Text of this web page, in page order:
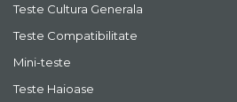
Teste Cultura Generala
Teste Compatibilitate
Mini-teste
Teste Haioase